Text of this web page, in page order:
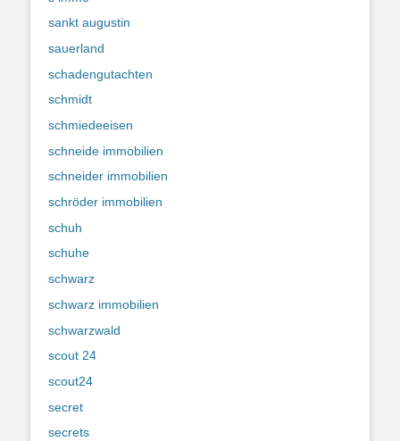
sankt augustin
sauerland
schadengutachten
schmidt
schmiedeeisen
schneide immobilien
schneider immobilien
schröder immobilien
schuh
schuhe
schwarz
schwarz immobilien
schwarzwald
scout 24
scout24
secret
secrets